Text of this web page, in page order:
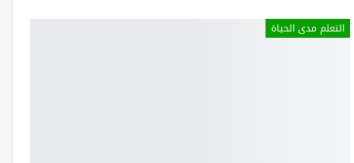
التعلم مدى الحياة